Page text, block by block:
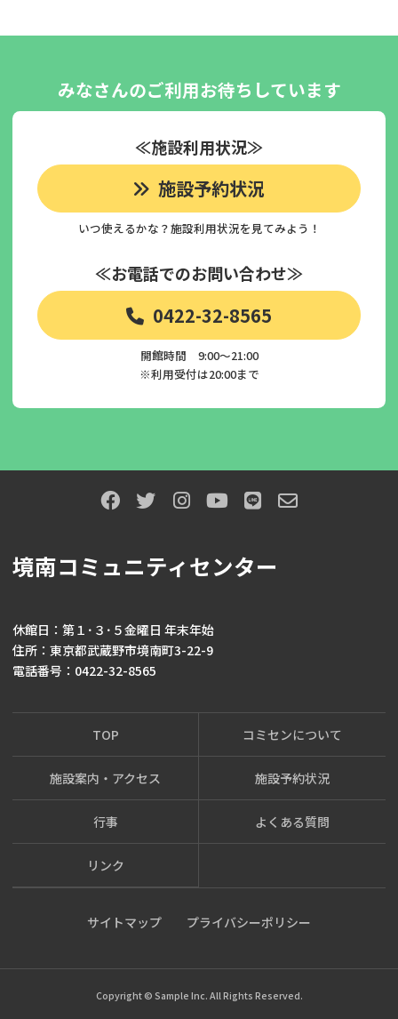
みなさんのご利用お待ちしています
≪施設利用状況≫
施設予約状況
いつ使えるかな？施設利用状況を見てみよう！
≪お電話でのお問い合わせ≫
0422-32-8565
開館時間 9:00～21:00
※利用受付は20:00まで
境南コミュニティセンター
休館日：第１･３･５金曜日 年末年始
住所：東京都武蔵野市境南町3-22-9
電話番号：0422-32-8565
TOP コミセンについて
施設案内・アクセス 施設予約状況
行事 よくある質問
リンク
サイトマップ プライバシーポリシー
Copyright © Sample Inc. All Rights Reserved.